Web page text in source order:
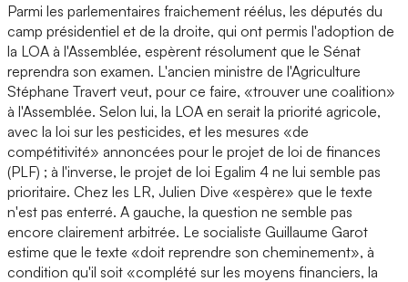
Parmi les parlementaires fraichement réélus, les députés du
camp présidentiel et de la droite, qui ont permis l'adoption de
la LOA à l'Assemblée, espèrent résolument que le Sénat
reprendra son examen. L'ancien ministre de l'Agriculture
Stéphane Travert veut, pour ce faire, «trouver une coalition»
à l'Assemblée. Selon lui, la LOA en serait la priorité agricole,
avec la loi sur les pesticides, et les mesures «de
compétitivité» annoncées pour le projet de loi de finances
(PLF) ; à l'inverse, le projet de loi Egalim 4 ne lui semble pas
prioritaire. Chez les LR, Julien Dive «espère» que le texte
n'est pas enterré. A gauche, la question ne semble pas
encore clairement arbitrée. Le socialiste Guillaume Garot
estime que le texte «doit reprendre son cheminement», à
condition qu'il soit «complété sur les moyens financiers, la